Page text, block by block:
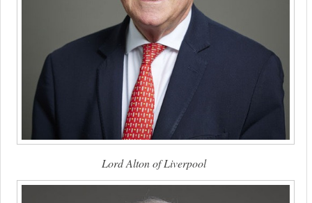
Lord Alton of Liverpool